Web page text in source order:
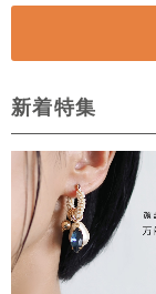
新着特集